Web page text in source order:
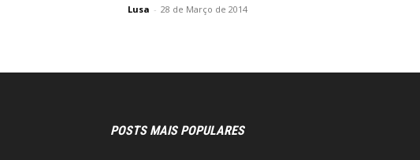
Lusa - 28 de Março de 2014
POSTS MAIS POPULARES